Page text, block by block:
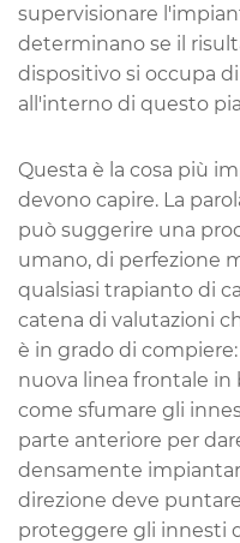
supervisionare
determinano se il
dispositivo si occupa
all'interno di questo
Questa è la cosa più
devono capire. La
può suggerire una
umano, di perfezione
qualsiasi trapianto di
catena di valutazioni
è in grado di
nuova linea frontale in
come sfumare gli
parte anteriore per
densamente
direzione deve
proteggere gli innesti